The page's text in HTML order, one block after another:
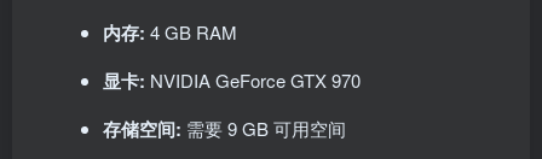
内存: 4 GB RAM
显卡: NVIDIA GeForce GTX 970
存储空间: 需要 9 GB 可用空间